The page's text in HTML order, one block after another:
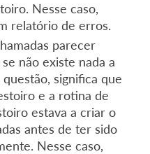
Nesse caso,
relatório de erros.
parecer
não existe nada a
significa que
e a rotina de
estava a criar o
antes de ter sido
Nesse caso,